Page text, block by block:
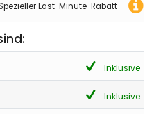
2023 - Spanien :
espectaculares muy
sin dudarlo!
Spezieller Last-Minute-Rabatt
Inklusive
Inklusive